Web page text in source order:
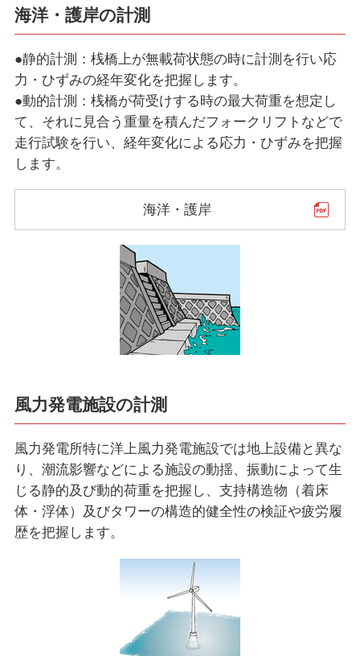
海洋・護岸の計測
●静的計測：桟橋上が無載荷状態の時に計測を行い応
力・ひずみの経年変化を把握します。
●動的計測：桟橋が荷受けする時の最大荷重を想定し
て、それに見合う重量を積んだフォークリフトなどで
走行試験を行い、経年変化による応力・ひずみを把握
します。
海洋・護岸
風力発電施設の計測
風力発電所特に洋上風力発電施設では地上設備と異な
り、潮流影響などによる施設の動揺、振動によって生
じる静的及び動的荷重を把握し、支持構造物（着床
体・浮体）及びタワーの構造的健全性の検証や疲労履
歴を把握します。